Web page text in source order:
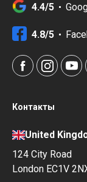
4.4/5
4.8/5
Контакты
United
124 City Road
London EC1V